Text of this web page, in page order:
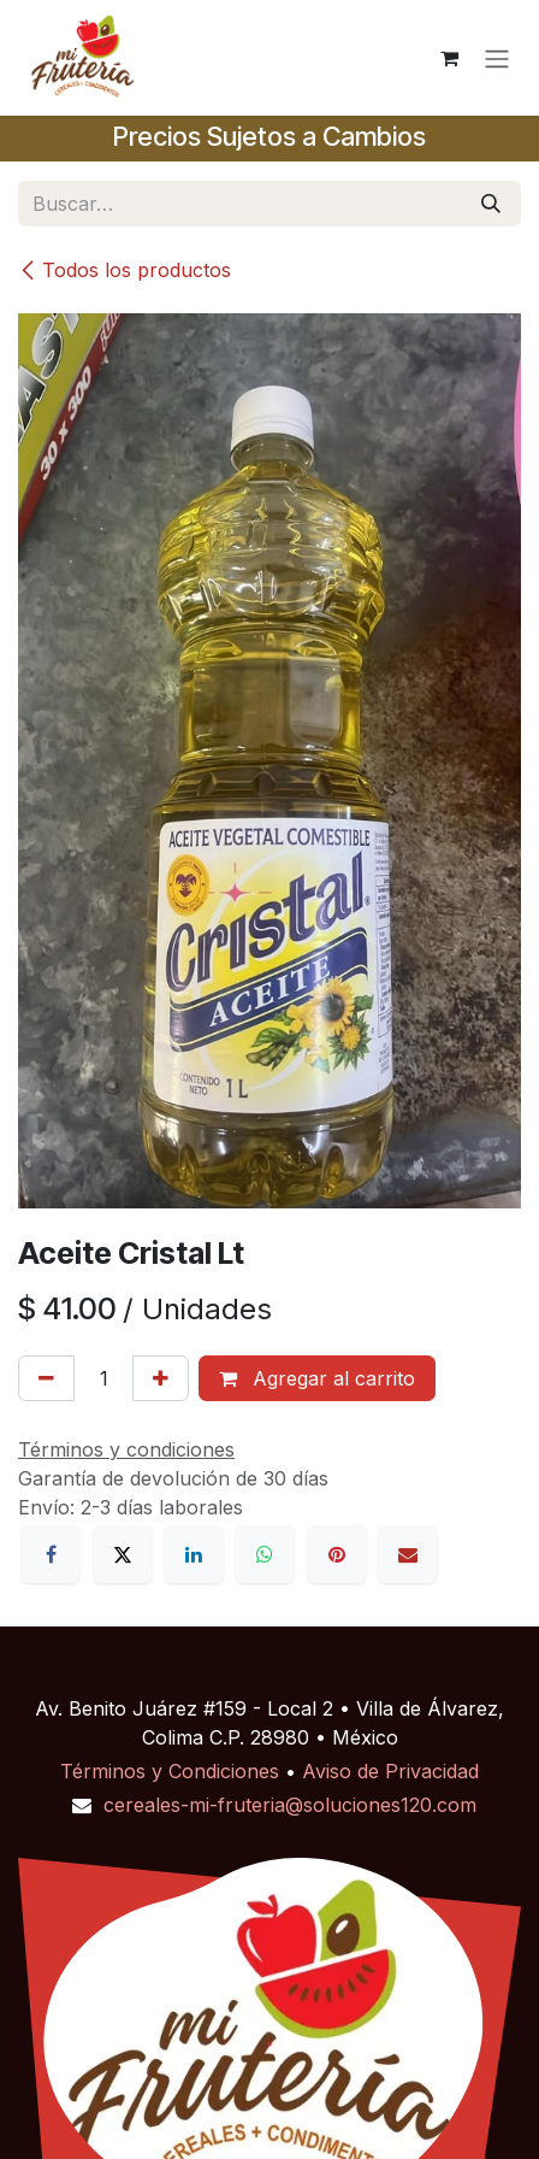
Ir al contenido
Precios Sujetos a Cambios
Todos los productos
Aceite Cristal Lt
$ 41.00 / Unidades
Agregar al carrito
Términos y condiciones
Garantía de devolución de 30 días
Envío: 2-3 días laborales
Av. Benito Juárez #159 - Local 2 • Villa de Álvarez,
Colima C.P. 28980 • México
Términos y Condiciones • Aviso de Privacidad
cereales-mi-fruteria@soluciones120.com